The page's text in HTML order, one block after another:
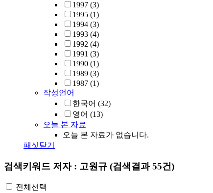
1997 (3)
1995 (1)
1994 (3)
1993 (4)
1992 (4)
1991 (3)
1990 (1)
1989 (3)
1987 (1)
작성언어
한국어 (32)
영어 (13)
오늘 본 자료
오늘 본 자료가 없습니다.
패싯닫기
검색키워드 저자 : 고원규 (검색결과 55건)
전체선택